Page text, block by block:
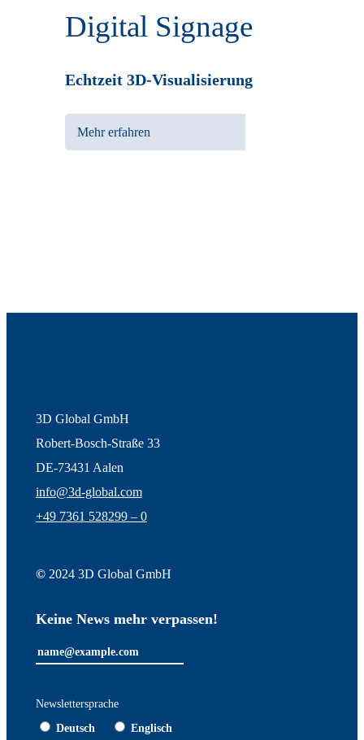
Digital Signage
Echtzeit 3D-Visualisierung
Mehr erfahren
3D Global GmbH
Robert-Bosch-Straße 33
DE-73431 Aalen
info@3d-global.com
+49 7361 528299 – 0
©2024 3D Global GmbH
Keine News mehr verpassen!
Newslettersprache
Deutsch
Englisch